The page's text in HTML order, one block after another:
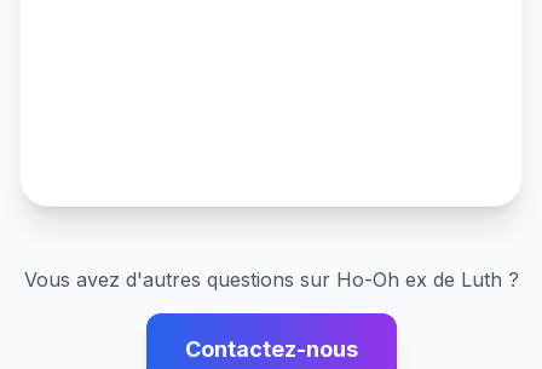
Vous avez d'autres questions sur Ho-Oh ex de Luth ?
Contactez-nous